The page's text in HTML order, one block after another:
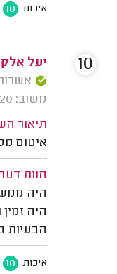
איכות 10
יעל
אשרור: 10/06/
משוב: 02/08/2020
תיאור
איטום
חוות
היה
היה
הבעיות
איכות 10
10